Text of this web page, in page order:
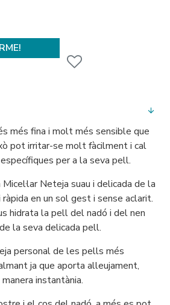
més fina i molt més sensible que
pot irritar-se molt fàcilment i cal
per a la seva pell.
Neteja suau i delicada de la
en un sol gest i sense aclarit.
hidrata la pell del nadó i del nen
la seva delicada pell.
personal de les pells més
ja que aporta alleujament,
instantània.